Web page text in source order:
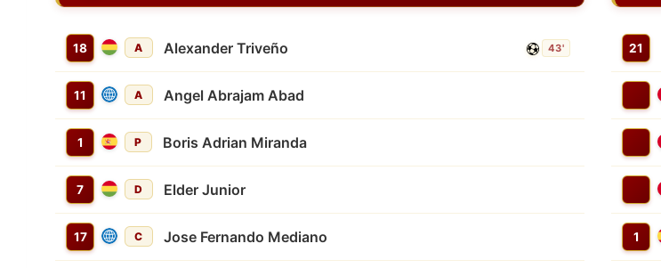
18 A Alexander Triveño 43'
11 A Angel Abrajam Abad
1 P Boris Adrian Miranda
7 D Elder Junior
17 C Jose Fernando Mediano
21
1